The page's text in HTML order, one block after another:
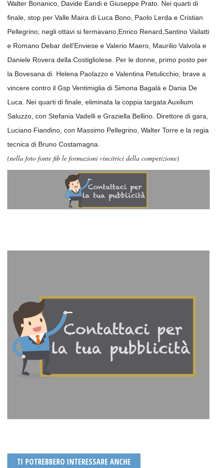
Walter Bonanico, Davide Eandi e Giuseppe Prato. Nei quarti di
finale, stop per Valle Maira di Luca Bono, Paolo Lerda e Cristian
Pellegrino; negli ottavi si fermavano,Enrico Renard,Santino Vailatti
e Romano Debar dell’Enviese e Valerio Maero, Maurilio Valvola e
Daniele Rovera della Costigliolese. Per le donne, primo posto per
la Bovesana di Helena Paolazzo e Valentina Petulicchio, brave a
vincere contro il Gsp Ventimiglia di Simona Bagalà e Dania De
Luca. Nei quarti di finale, eliminata la coppia targata Auxilium
Saluzzo, con Stefania Vadelli e Graziella Bellino. Direttore di gara,
Luciano Fiandino, con Massimo Pellegrino, Walter Torre e la regia
tecnica di Bruno Costamagna.
(nella foto fonte fib le formazioni vincitrici della competizione)
TI POTREBBERO INTERESSARE ANCHE